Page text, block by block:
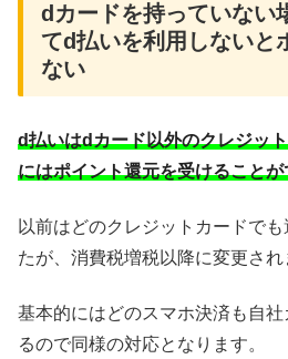
dカードを持っていない
てd払いを利用しないと
ない
d払いはdカード以外のクレジッ
にはポイント還元を受けること
以前はどのクレジットカードで
たが、消費税増税以降に変更され
基本的にはどのスマホ決済も自
るので同様の対応となります。